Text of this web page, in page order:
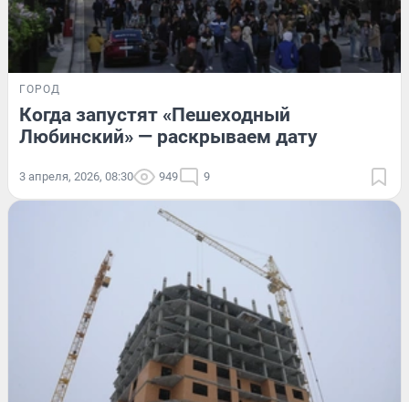
ГОРОД
Когда запустят «Пешеходный
Любинский» — раскрываем дату
3 апреля, 2026, 08:30 949 9